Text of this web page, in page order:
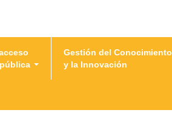
Gestión del Conocimiento
y la Innovación